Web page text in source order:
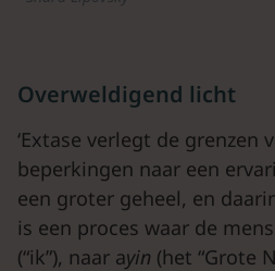
Overweldigend licht
‘Extase verlegt de grenzen
beperkingen naar een
een groter geheel, en
is een proces waar de
(“ik”), naar ayin (het “Grote